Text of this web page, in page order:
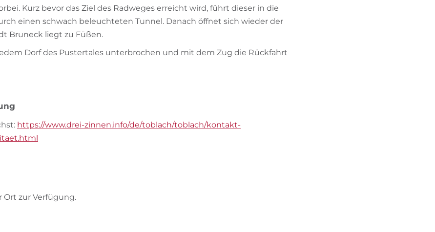
Kurz bevor das Ziel des Radweges erreicht wird, führt dieser in die
einen schwach beleuchteten Tunnel. Danach öffnet sich wieder der
Bruneck liegt zu Füßen.
Dorf des Pustertales unterbrochen und mit dem Zug die Rückfahrt
https://www.drei-zinnen.info/de/toblach/toblach/kontakt-
Ort zur Verfügung.